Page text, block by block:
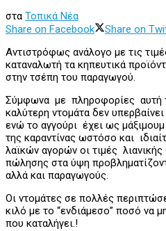
στα Τοπικά Νέα
Share on Facebook
Share on
Αντιστρόφως ανάλογο με τις
καταναλωτή τα κηπευτικά
στην τσέπη του παραγωγού.
Σύμφωνα με πληροφορίες αυτή
καλύτερη ντομάτα δεν
ενώ το αγγούρι έχει ως
της καραντίνας ωστόσο και
λαϊκών αγορών οι τιμές
πώλησης στα ύψη
αλλά και παραγωγούς.
Οι ντομάτες σε πολλές
κιλό με το “ενδιάμεσο” ποσό να
που καταλήγει.!